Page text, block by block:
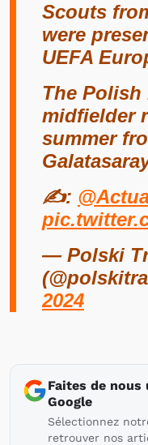
Scouts
were
UEFA
The
midfielder
summer
✍️:
— Polski
2024
Faites de nous
Google
Sélectionnez
retrouver nos